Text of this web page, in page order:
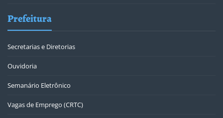
Prefeitura
Secretarias e Diretorias
Ouvidoria
Semanário Eletrônico
Vagas de Emprego (CRTC)